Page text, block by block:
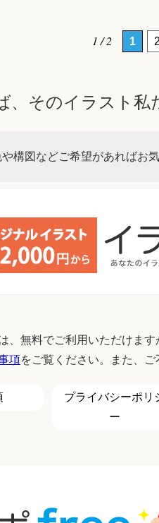
1 / 2 1 2
そのイラスト私
構図などご希望があればお
無料でご利用いただけます
項をご覧ください。また、
プライバシーポリ
ー